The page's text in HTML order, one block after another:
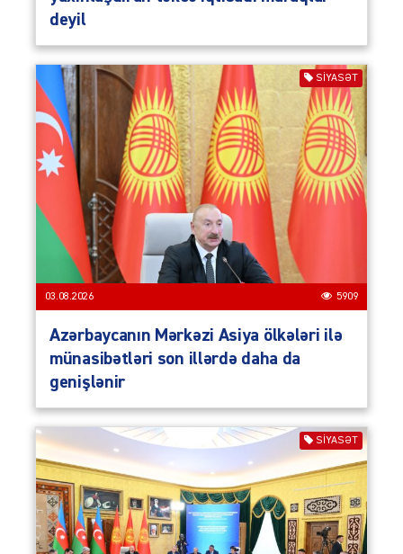
deyil
SIYASƏT
03.08.2026 5909
Azərbaycanın Mərkəzi Asiya ölkələri ilə
münasibətləri son illərdə daha da
genişlənir
SIYASƏT